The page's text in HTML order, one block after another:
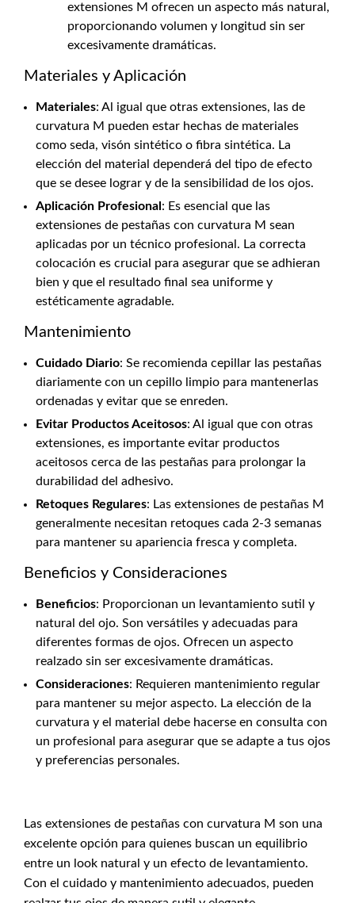
extensiones M ofrecen un aspecto más natural,
proporcionando volumen y longitud sin ser
excesivamente dramáticas.
Materiales y Aplicación
Materiales: Al igual que otras extensiones, las de
curvatura M pueden estar hechas de materiales
como seda, visón sintético o fibra sintética. La
elección del material dependerá del tipo de efecto
que se desee lograr y de la sensibilidad de los ojos.
Aplicación Profesional : Es esencial que las
extensiones de pestañas con curvatura M sean
aplicadas por un técnico profesional. La correcta
colocación es crucial para asegurar que se adhieran
bien y que el resultado final sea uniforme y
estéticamente agradable.
Mantenimiento
Cuidado Diario: Se recomienda cepillar las pestañas
diariamente con un cepillo limpio para mantenerlas
ordenadas y evitar que se enreden.
Evitar Productos Aceitosos: Al igual que con otras
extensiones, es importante evitar productos
aceitosos cerca de las pestañas para prolongar la
durabilidad del adhesivo.
Retoques Regulares: Las extensiones de pestañas M
generalmente necesitan retoques cada 2-3 semanas
para mantener su apariencia fresca y completa.
Beneficios y Consideraciones
Beneficios: Proporcionan un levantamiento sutil y
natural del ojo. Son versátiles y adecuadas para
diferentes formas de ojos. Ofrecen un aspecto
realzado sin ser excesivamente dramáticas.
Consideraciones: Requieren mantenimiento regular
para mantener su mejor aspecto. La elección de la
curvatura y el material debe hacerse en consulta con
un profesional para asegurar que se adapte a tus ojos
y preferencias personales.
Las extensiones de pestañas con curvatura M son una
excelente opción para quienes buscan un equilibrio
entre un look natural y un efecto de levantamiento.
Con el cuidado y mantenimiento adecuados, pueden